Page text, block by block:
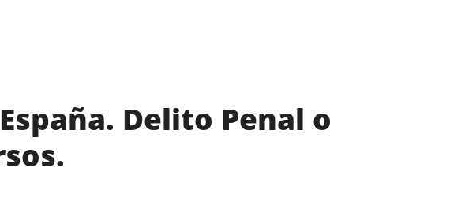
Delito Penal o